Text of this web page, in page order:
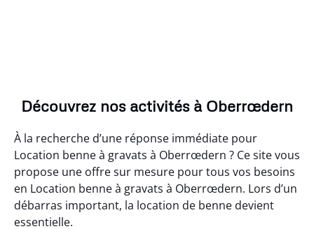
Découvrez nos activités à Oberrœdern
À la recherche d’une réponse immédiate pour
Location benne à gravats à Oberrœdern ? Ce site vous
propose une offre sur mesure pour tous vos besoins
en Location benne à gravats à Oberrœdern. Lors d’un
débarras important, la location de benne devient
essentielle.